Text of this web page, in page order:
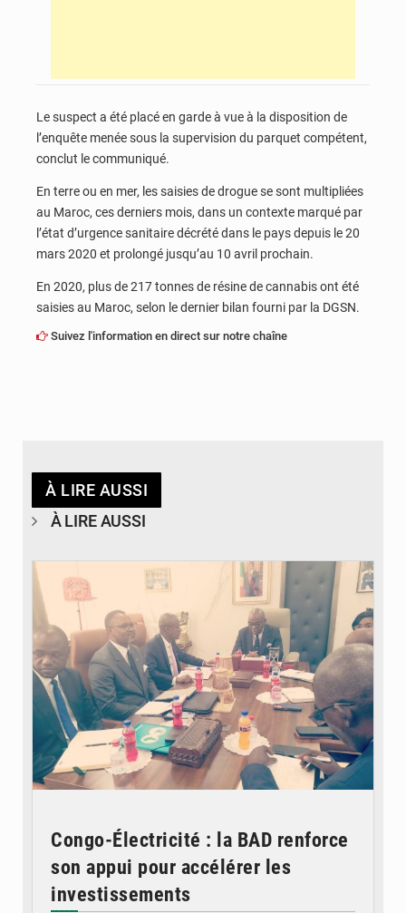
Le suspect a été placé en garde à vue à la disposition de
l’enquête menée sous la supervision du parquet compétent,
conclut le communiqué.
En terre ou en mer, les saisies de drogue se sont multipliées
au Maroc, ces derniers mois, dans un contexte marqué par
l’état d’urgence sanitaire décrété dans le pays depuis le 20
mars 2020 et prolongé jusqu’au 10 avril prochain.
En 2020, plus de 217 tonnes de résine de cannabis ont été
saisies au Maroc, selon le dernier bilan fourni par la DGSN.
Suivez l'information en direct sur notre chaîne
À LIRE AUSSI
À LIRE AUSSI
Congo-Électricité : la BAD renforce
son appui pour accélérer les
investissements